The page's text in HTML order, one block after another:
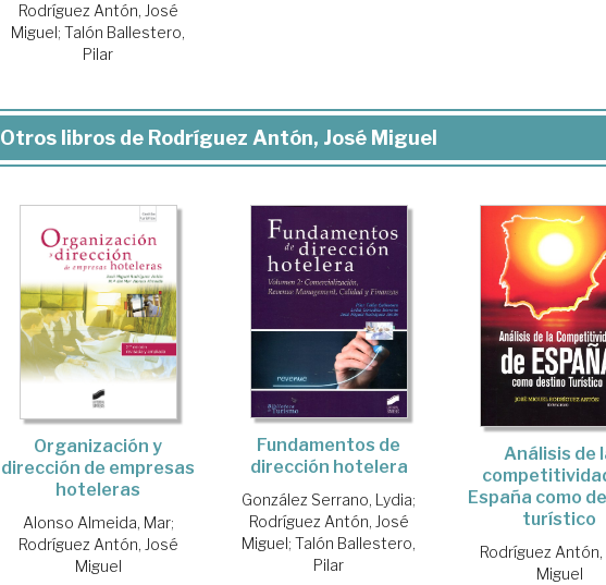
Rodríguez Antón, José
Miguel;Talón Ballestero,
Pilar
Otros libros de Rodríguez Antón, José Miguel
Organización y
dirección de empresas
hoteleras
Alonso Almeida, Mar;
Rodríguez Antón, José
Miguel
Fundamentos de
dirección hotelera
González Serrano, Lydia;
Rodríguez Antón, José
Miguel;Talón Ballestero,
Pilar
Análisis de
España como
turístico
Rodríguez Antón,
Miguel